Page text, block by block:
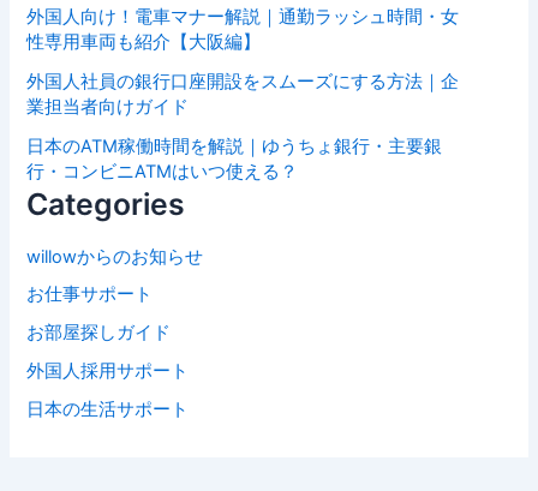
外国人向け！電車マナー解説｜通勤ラッシュ時間・女
性専用車両も紹介【大阪編】
外国人社員の銀行口座開設をスムーズにする方法｜企
業担当者向けガイド
日本のATM稼働時間を解説｜ゆうちょ銀行・主要銀
行・コンビニATMはいつ使える？
Categories
willowからのお知らせ
お仕事サポート
お部屋探しガイド
外国人採用サポート
日本の生活サポート